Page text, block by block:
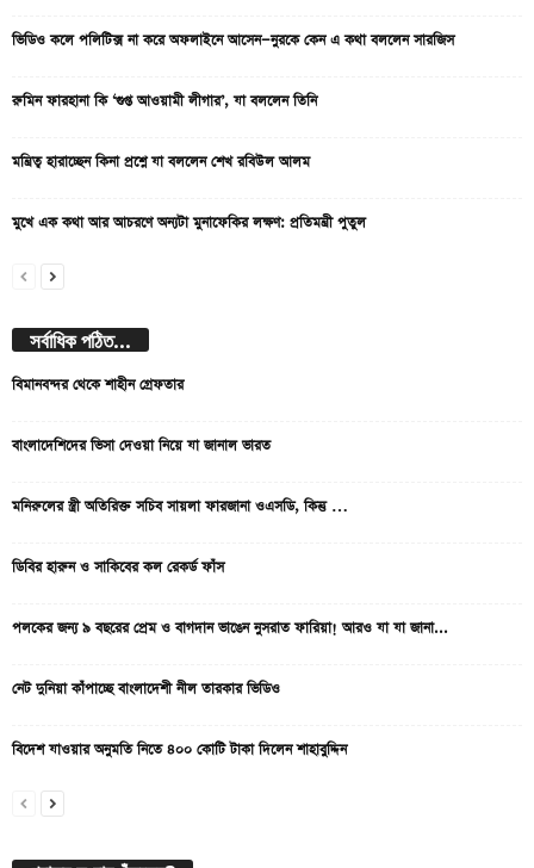
ভিডিও কলে পলিটিক্স না করে অফলাইনে আসেন—নুরকে কেন এ কথা বললেন সারজিস
রুমিন ফারহানা কি ‘গুপ্ত আওয়ামী লীগার’, যা বললেন তিনি
মন্ত্রিত্ব হারাচ্ছেন কিনা প্রশ্নে যা বললেন শেখ রবিউল আলম
মুখে এক কথা আর আচরণে অন্যটা মুনাফেকির লক্ষণ: প্রতিমন্ত্রী পুতুল
সর্বাধিক পঠিত...
বিমানবন্দর থেকে শাহীন গ্রেফতার
বাংলাদেশিদের ভিসা দেওয়া নিয়ে যা জানাল ভারত
মনিরুলের স্ত্রী অতিরিক্ত সচিব সায়লা ফারজানা ওএসডি, কিন্তু …
ডিবির হারুন ও সাকিবের কল রেকর্ড ফাঁস
পলকের জন্য ৯ বছরের প্রেম ও বাগদান ভাঙেন নুসরাত ফারিয়া! আরও যা যা জানা...
নেট দুনিয়া কাঁপাচ্ছে বাংলাদেশী নীল তারকার ভিডিও
বিদেশ যাওয়ার অনুমতি নিতে ৪০০ কোটি টাকা দিলেন শাহাবুদ্দিন